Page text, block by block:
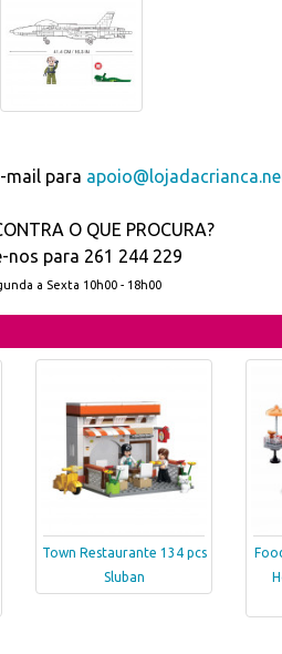
mail para
O QUE PROCURA?
nos para 261 244 229
a Sexta 10h00 - 18h00
Town Restaurante 134 pcs
Sluban